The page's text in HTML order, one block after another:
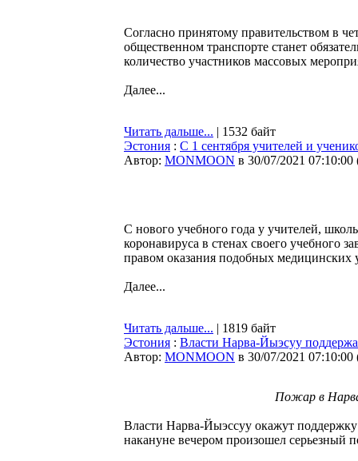
Согласно принятому правительством в
общественном транспорте станет
количество участников массовых
Далее...
Читать дальше... | 1532 байт
Эстония : С 1 сентября учителей и
Автор: MONMOON в 30/07/2021 07:10:00
С нового учебного года у учителей,
коронавируса в стенах своего учебного
правом оказания подобных медицинских
Далее...
Читать дальше... | 1819 байт
Эстония : Власти Нарва-Йыэсуу
Автор: MONMOON в 30/07/2021 07:10:00
Пожар в
Власти Нарва-Йыэссуу окажут
накануне вечером произошел серьезный